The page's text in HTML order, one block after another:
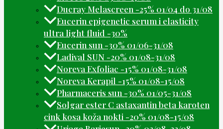
Ducray Melascreen -25% 01/04 do 31/08
Eucerin epigenetic serum i elasticity
ultra light fluid -30%
Eucerin sun -30% 01/06-31/08
Ladival SUN -20% 01/08-31/08
Noreva Exfoliac -15% 01/08-31/08
Noreva Kerapil -15% 01/08-15/08
Pharmaceris sun -30% 01/05-31/08
Solgar ester C astaxantin beta karoten
cink kosa koža nokti -20% 01/08-15/08